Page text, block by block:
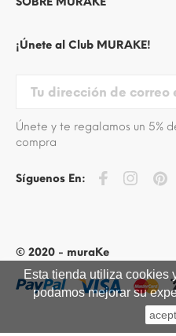
¡Únete al Club MURAKE!
Únete y te regalamos un 5%
compra
Síguenos En:
© 2020 - muraKe
Esta tienda utiliza cookies
podamos mejorar su